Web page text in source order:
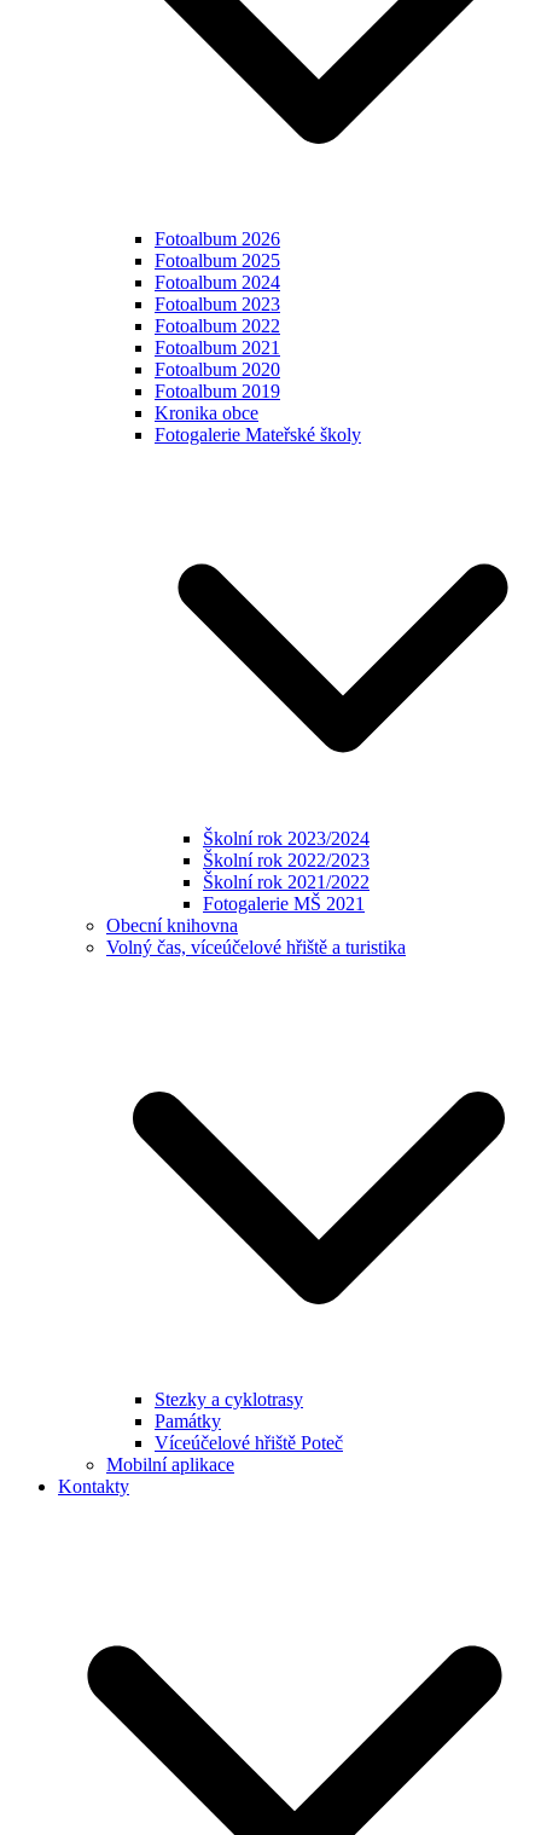
Fotoalbum 2026
Fotoalbum 2025
Fotoalbum 2024
Fotoalbum 2023
Fotoalbum 2022
Fotoalbum 2021
Fotoalbum 2020
Fotoalbum 2019
Kronika obce
Fotogalerie Mateřské školy
Školní rok 2023/2024
Školní rok 2022/2023
Školní rok 2021/2022
Fotogalerie MŠ 2021
Obecní knihovna
Volný čas, víceúčelové hřiště a turistika
Stezky a cyklotrasy
Památky
Víceúčelové hřiště Poteč
Mobilní aplikace
Kontakty